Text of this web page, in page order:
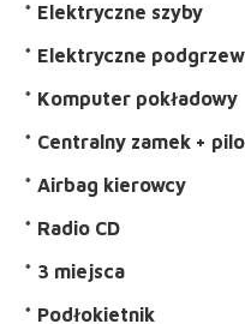
* Elektryczne szyby
* Elektryczne
* Komputer pokładowy
* Centralny zamek +
* Airbag kierowcy
* Radio CD
* 3 miejsca
* Podłokietnik